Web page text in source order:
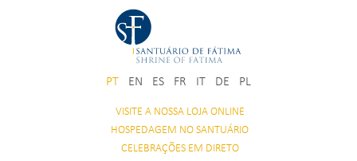
PT EN ES FR IT DE PL
VISITE A NOSSA LOJA ONLINE
HOSPEDAGEM NO SANTUÁRIO
CELEBRAÇÕES EM DIRETO